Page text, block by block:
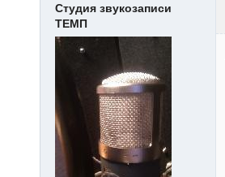
Студия звукозаписи
ТЕМП